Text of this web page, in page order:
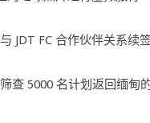
JDT FC 合作伙伴关系续
查 5000 名计划返回缅甸